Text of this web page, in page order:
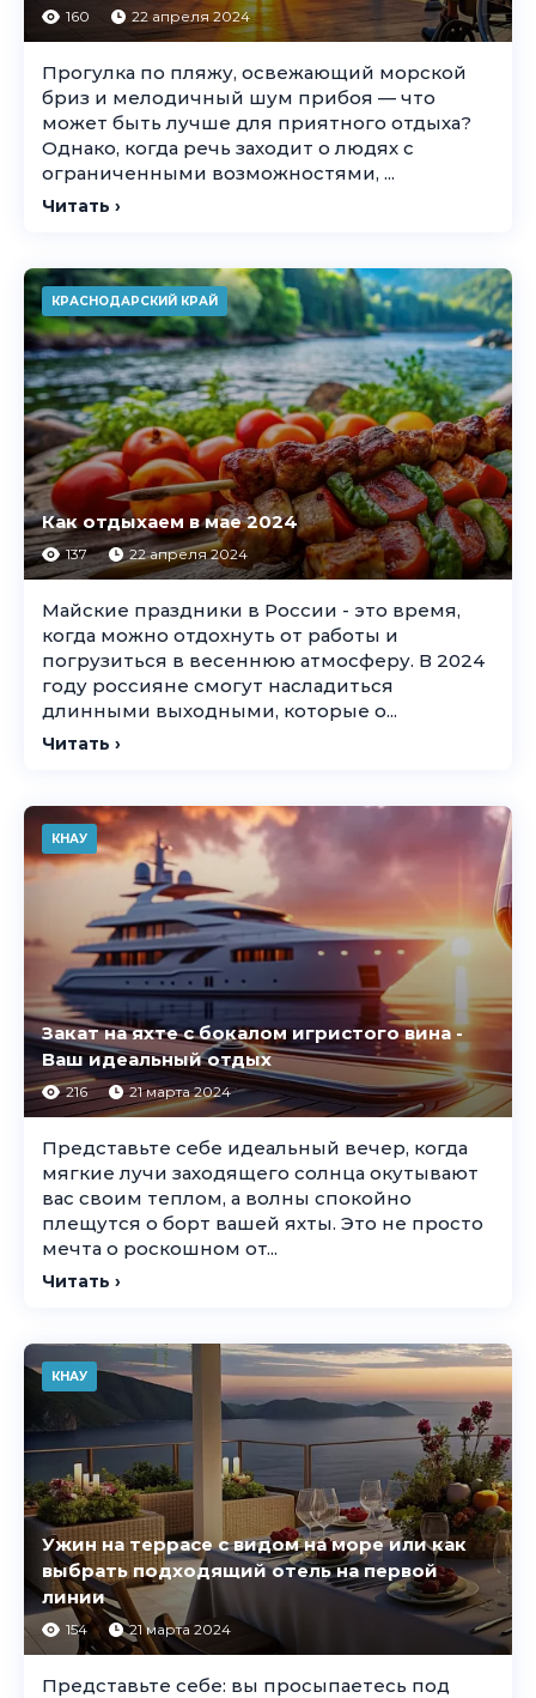
160 22 апреля 2024
Прогулка по пляжу, освежающий морской
бриз и мелодичный шум прибоя — что
может быть лучше для приятного отдыха?
Однако, когда речь заходит о людях с
ограниченными возможностями, ...
Читать ›
КРАСНОДАРСКИЙ КРАЙ
Как отдыхаем в мае 2024
137 22 апреля 2024
Майские праздники в России - это время,
когда можно отдохнуть от работы и
погрузиться в весеннюю атмосферу. В 2024
году россияне смогут насладиться
длинными выходными, которые о...
Читать ›
КНАУ
Закат на яхте с бокалом игристого вина -
Ваш идеальный отдых
216 21 марта 2024
Представьте себе идеальный вечер, когда
мягкие лучи заходящего солнца окутывают
вас своим теплом, а волны спокойно
плещутся о борт вашей яхты. Это не просто
мечта о роскошном от...
Читать ›
КНАУ
Ужин на террасе с видом на море или как
выбрать подходящий отель на первой
линии
154 21 марта 2024
Представьте себе: вы просыпаетесь под